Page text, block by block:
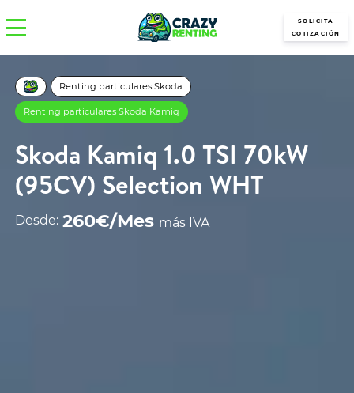
SOLICITA
COTIZACIÓN
Renting particulares Skoda
Renting particulares Skoda Kamiq
Skoda Kamiq 1.0 TSI 70kW
(95CV) Selection WHT
Desde: 260€/Mes más IVA